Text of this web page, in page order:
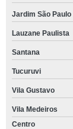
Jardim São Paulo
Lauzane Paulista
Santana
Tucuruvi
Vila Gustavo
Vila Medeiros
Centro